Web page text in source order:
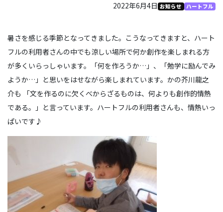
2022年6月4日 お知らせ ハートフル
暑さを感じる季節となってきました。こうなってきますと、ハート
フルの利用者さんの中でも涼しい場所で何か創作を楽しまれる方
が多くいらっしゃいます。「何を作ろうか…」、「勉学に励んでみ
ようか…」と思いをはせながら楽しまれています。かの芥川龍之
介も 「文を作るのに欠くべからざるものは、何よりも創作的情熱
である。」と言っています。ハートフルの利用者さんも、情熱いっ
ぱいです♪